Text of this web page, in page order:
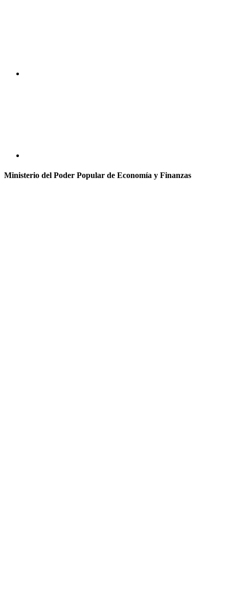
Ministerio del Poder Popular de Economía y Finanzas